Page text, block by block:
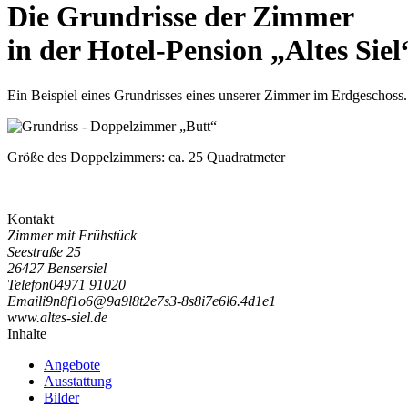
Die Grundrisse der Zimmer
in der Hotel-Pension „Altes
Ein Beispiel eines Grundrisses eines unserer Zimmer im Erdgeschoss.
Größe des Doppelzimmers: ca. 25 Quadratmeter
Kontakt
Zimmer mit Frühstück
Seestraße 25
26427 Bensersiel
Telefon04971 91020
Emaili9n8f1o6@9a9l8t2e7s3-8s8i7e6l6.4d1e1
www.altes-siel.de
Inhalte
Angebote
Ausstattung
Bilder